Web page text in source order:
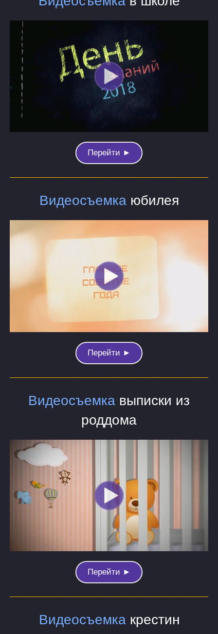
Перейти ►
Видеосъемкаюбилея
Перейти ►
Видеосъемка выписки из
роддома
Перейти ►
Видеосъемкакрестин